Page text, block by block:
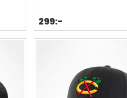
299:-